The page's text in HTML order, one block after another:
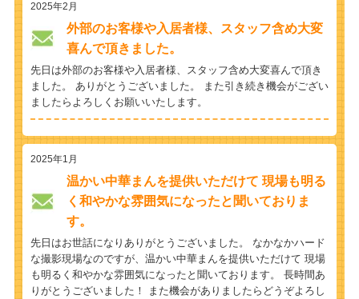
2025年2月
外部のお客様や入居者様、スタッフ含め大変
喜んで頂きました。
先日は外部のお客様や入居者様、スタッフ含め大変喜んで頂き
ました。 ありがとうございました。 また引き続き機会がござい
ましたらよろしくお願いいたします。
2025年1月
温かい中華まんを提供いただけて 現場も明る
く和やかな雰囲気になったと聞いておりま
す。
先日はお世話になりありがとうございました。 なかなかハード
な撮影現場なのですが、温かい中華まんを提供いただけて 現場
も明るく和やかな雰囲気になったと聞いております。 長時間あ
りがとうございました！ また機会がありましたらどうぞよろし